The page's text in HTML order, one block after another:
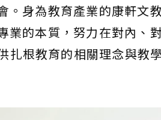
。身為教育產業的康軒文
業的本質，努力在對內、
扎根教育的相關理念與教